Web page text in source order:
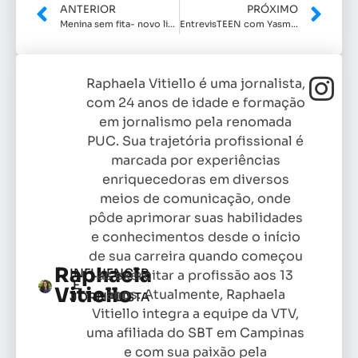
ANTERIOR
Menina sem fita- novo livro infantil
PRÓXIMO
EntrevisTEEN com Yasmin Scorse
Raphaela
Vitiello
INFLUENCER
E
JORNALISTA
Raphaela Vitiello é uma jornalista,
com 24 anos de idade e formação
em jornalismo pela renomada
PUC. Sua trajetória profissional é
marcada por experiências
enriquecedoras em diversos
meios de comunicação, onde
pôde aprimorar suas habilidades
e conhecimentos desde o início
de sua carreira quando começou
as exercitar a profissão aos 13
anos. Atualmente, Raphaela
Vitiello integra a equipe da VTV,
uma afiliada do SBT em Campinas
e com sua paixão pela